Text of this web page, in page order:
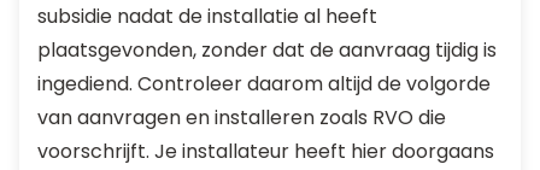
subsidie nadat de installatie al heeft
plaatsgevonden, zonder dat de aanvraag tijdig is
ingediend. Controleer daarom altijd de volgorde
van aanvragen en installeren zoals RVO die
voorschrijft. Je installateur heeft hier doorgaans